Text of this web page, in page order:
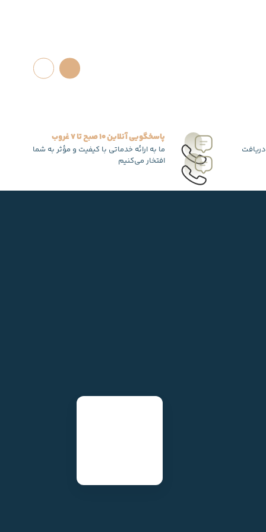
پاسخگویی آنلاین 10 صبح تا 7 غروب
ما به ارائه خدماتی با کیفیت و مؤثر به شما
افتخار می‌کنیم